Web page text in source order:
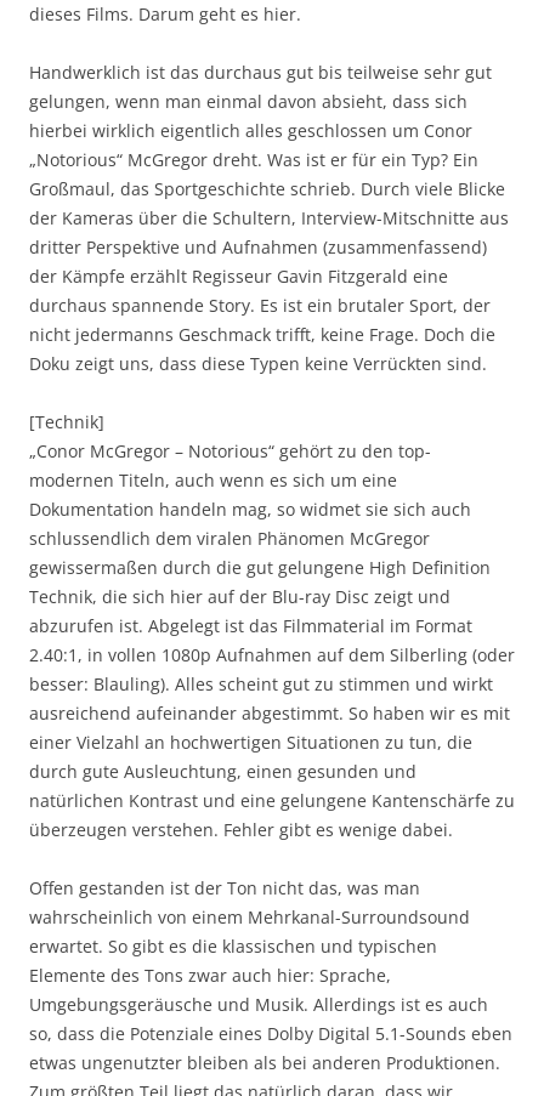
dieses Films. Darum geht es hier.
Handwerklich ist das durchaus gut bis teilweise sehr gut
gelungen, wenn man einmal davon absieht, dass sich
hierbei wirklich eigentlich alles geschlossen um Conor
„Notorious“ McGregor dreht. Was ist er für ein Typ? Ein
Großmaul, das Sportgeschichte schrieb. Durch viele Blicke
der Kameras über die Schultern, Interview-Mitschnitte aus
dritter Perspektive und Aufnahmen (zusammenfassend)
der Kämpfe erzählt Regisseur Gavin Fitzgerald eine
durchaus spannende Story. Es ist ein brutaler Sport, der
nicht jedermanns Geschmack trifft, keine Frage. Doch die
Doku zeigt uns, dass diese Typen keine Verrückten sind.
[Technik]
„Conor McGregor – Notorious“ gehört zu den top-
modernen Titeln, auch wenn es sich um eine
Dokumentation handeln mag, so widmet sie sich auch
schlussendlich dem viralen Phänomen McGregor
gewissermaßen durch die gut gelungene High Definition
Technik, die sich hier auf der Blu-ray Disc zeigt und
abzurufen ist. Abgelegt ist das Filmmaterial im Format
2.40:1, in vollen 1080p Aufnahmen auf dem Silberling (oder
besser: Blauling). Alles scheint gut zu stimmen und wirkt
ausreichend aufeinander abgestimmt. So haben wir es mit
einer Vielzahl an hochwertigen Situationen zu tun, die
durch gute Ausleuchtung, einen gesunden und
natürlichen Kontrast und eine gelungene Kantenschärfe zu
überzeugen verstehen. Fehler gibt es wenige dabei.
Offen gestanden ist der Ton nicht das, was man
wahrscheinlich von einem Mehrkanal-Surroundsound
erwartet. So gibt es die klassischen und typischen
Elemente des Tons zwar auch hier: Sprache,
Umgebungsgeräusche und Musik. Allerdings ist es auch
so, dass die Potenziale eines Dolby Digital 5.1-Sounds eben
etwas ungenutzter bleiben als bei anderen Produktionen.